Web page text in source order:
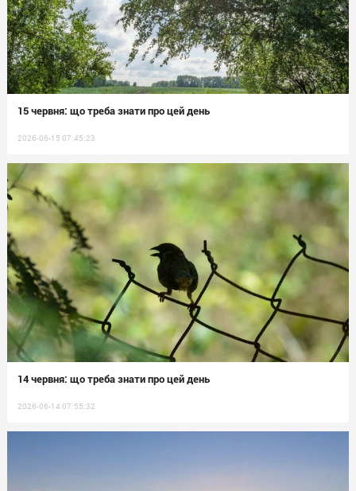
15 червня: що треба знати про цей день
2026-06-15 07:45:23
14 червня: що треба знати про цей день
2026-06-14 07:55:32